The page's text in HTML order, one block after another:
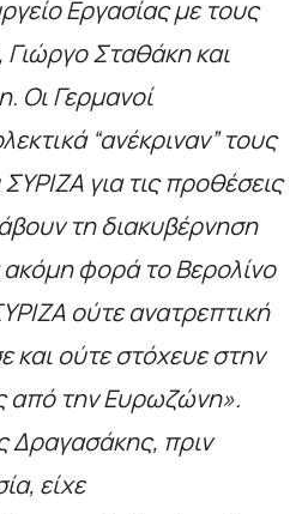
Εργασίας με τους
Σταθάκη και
Οι Γερμανοί
“ανέκριναν” τους
για τις προθέσεις
τη διακυβέρνηση
ακόμη φορά το Βερολίνο
ούτε ανατρεπτική
και ούτε στόχευε στην
από την Ευρωζώνη».
Δραγασάκης, πριν
είχε